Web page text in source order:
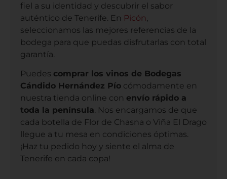
fiel a su identidad y descubrir el sabor
auténtico de Tenerife. En Picón,
seleccionamos las mejores referencias de la
bodega para que puedas disfrutarlas con total
garantía.
Puedes comprar los vinos de Bodegas
Cándido Hernández Pío cómodamente en
nuestra tienda online con envío rápido a
toda la península. Nos encargamos de que
cada botella de Flor de Chasna o Viña El Drago
llegue a tu mesa en condiciones óptimas.
¡Haz tu pedido hoy y siente el alma de
Tenerife en cada copa!